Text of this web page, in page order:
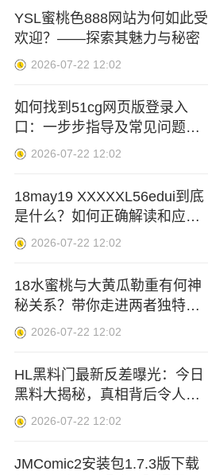
YSL蜜桃色888网站为何如此受
欢迎？——探索其魅力与秘密
2026-07-22 12:02
如何找到51cg网页版登录入
口：一步步指导及常见问题解
答 2026-07-22 12:02
18may19 XXXXXL56edui到底
是什么？如何正确解读和应用
它？2026-07-22 12:02
18水蜜桃与大黄瓜勒重有何神
秘关系？带你走进两者独特的
秘密2026-07-22 12:02
HL黑料门最新反差曝光：今日
黑料大揭秘，真相背后令人震
惊 2026-07-22 12:02
JMComic2安装包1.7.3版下载